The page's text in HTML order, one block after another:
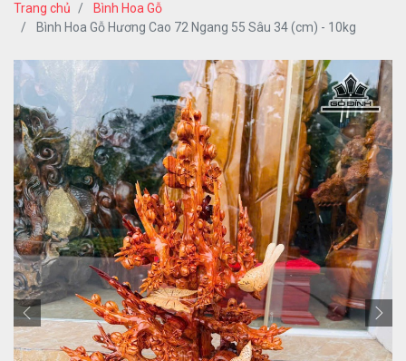
Trang chủ
Bình Hoa Gỗ
Bình Hoa Gỗ Hương Cao 72 Ngang 55 Sâu 34 (cm) - 10kg